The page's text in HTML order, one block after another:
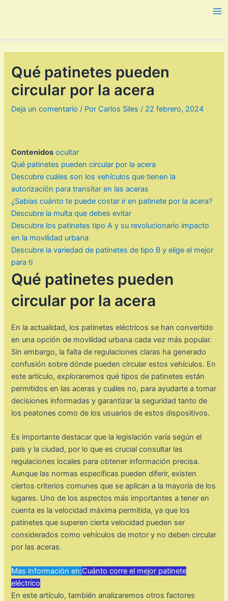
Qué patinetes pueden
circular por la acera
Deja un comentario / Por Carlos Siles/ 22 febrero, 2024
Contenidos ocultar
Qué patinetes pueden circular por la acera
Descubre cuáles son los vehículos que tienen la
autorización para transitar en las aceras
¿Sabías cuánto te puede costar ir en patinete por la acera?
Descubre la multa que debes evitar
Descubre los patinetes tipo A y su revolucionario impacto
en la movilidad urbana
Descubre la variedad de patinetes de tipo B y elige el mejor
para ti
Qué patinetes pueden
circular por la acera
En la actualidad, los patinetes eléctricos se han convertido
en una opción de movilidad urbana cada vez más popular.
Sin embargo, la falta de regulaciones claras ha generado
confusión sobre dónde pueden circular estos vehículos. En
este artículo, exploraremos qué tipos de patinetes están
permitidos en las aceras y cuáles no, para ayudarte a tomar
decisiones informadas y garantizar la seguridad tanto de
los peatones como de los usuarios de estos dispositivos.
Es importante destacar que la legislación varía según el
país y la ciudad, por lo que es crucial consultar las
regulaciones locales para obtener información precisa.
Aunque las normas específicas pueden diferir, existen
ciertos criterios comunes que se aplican a la mayoría de los
lugares. Uno de los aspectos más importantes a tener en
cuenta es la velocidad máxima permitida, ya que los
patinetes que superen cierta velocidad pueden ser
considerados como vehículos de motor y no deben circular
por las aceras.
Mas información en:Cuánto corre el mejor patinete
eléctrico
En este artículo, también analizaremos otros factores